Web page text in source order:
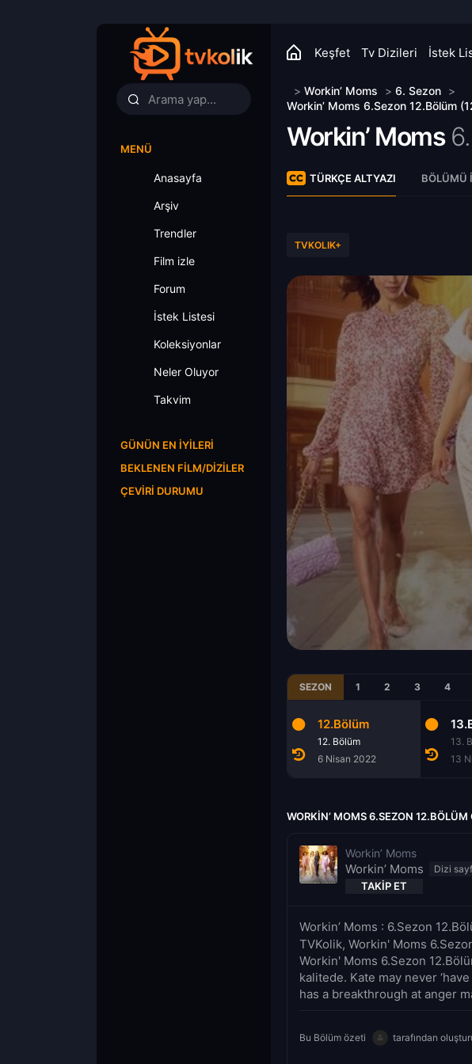
Keşfet Tv Dizileri İstek
MENÜ
Anasayfa
Arşiv
Trendler
Film izle
Forum
İstek Listesi
Koleksiyonlar
Neler Oluyor
Takvim
GÜNÜN EN İYILERI
BEKLENEN FILM/DIZILER
ÇEVIRI DURUMU
> Workin’ Moms > 6. Sezon >
Workin’ Moms 6.Sezon 12.Bölüm
Workin’ Moms
TÜRKÇE ALTYAZI BÖLÜMÜ
TVKOLIK+
SEZON 1 2 3 4
12.Bölüm
12. Bölüm
6 Nisan 2022
13.
13
WORKIN’ MOMS 6.SEZON 12.BÖLÜM
Workin’ Moms
Workin’ Moms
TAKIP ET
Workin’ Moms : 6.Sezon
TVKolik, Workin' Moms
Workin' Moms 6.Sezon
kalitede. Kate may never
has a breakthrough at anger
Bu Bölüm özeti tarafından